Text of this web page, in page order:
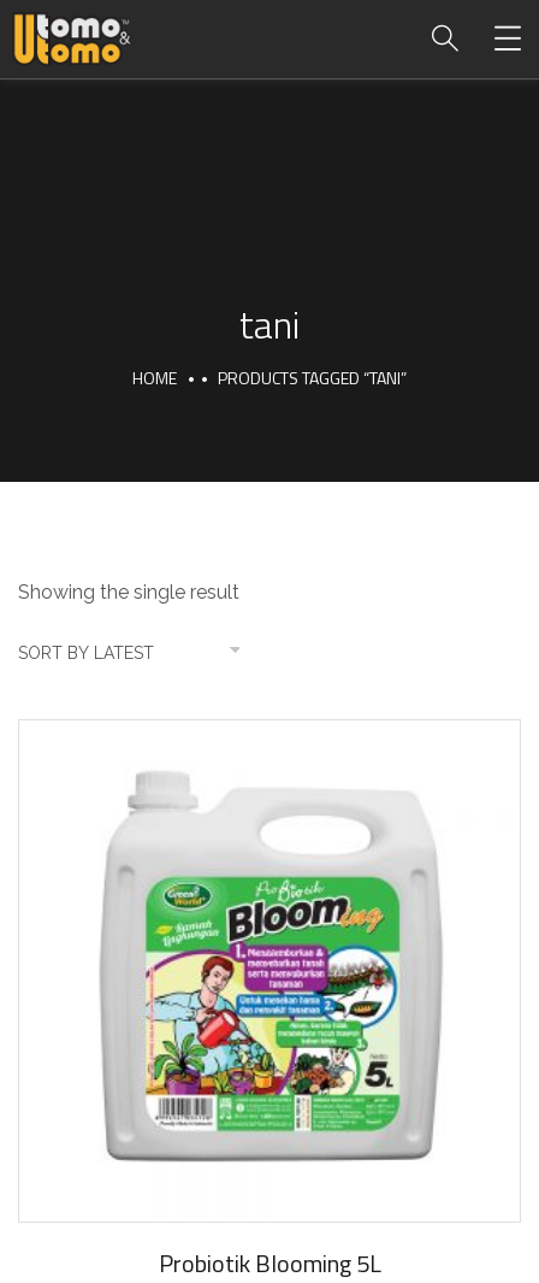
tani
HOME PRODUCTS TAGGED “TANI”
Showing the single result
Probiotik Blooming 5L